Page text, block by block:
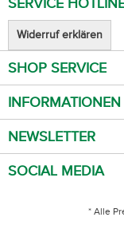
SERVICE
Widerruf erklären
SHOP SERVICE
INFORMATIONEN
NEWSLETTER
SOCIAL MEDIA
* Alle